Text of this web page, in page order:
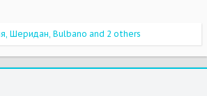
, Шеридан, Bulbano and 2 others